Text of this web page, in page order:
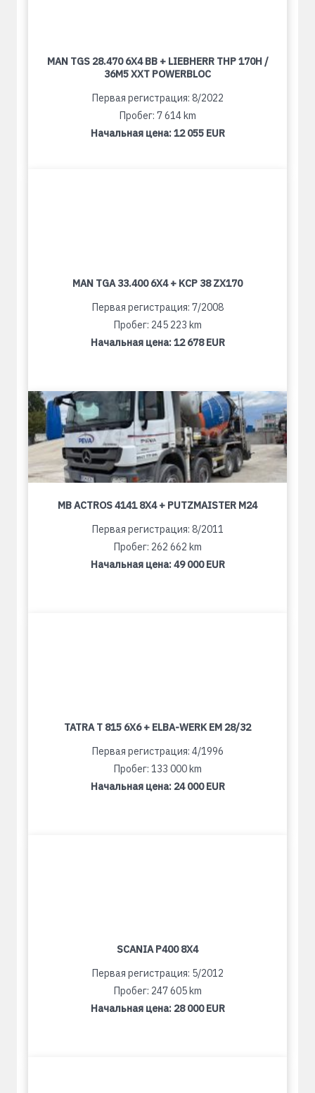
MAN TGS 28.470 6X4 BB + LIEBHERR THP 170H /
36M5 XXT POWERBLOC
Первая регистрация: 8/2022
Пробег: 7 614 km
Начальная цена:12 055 EUR
MAN TGA 33.400 6X4 + KCP 38 ZX170
Первая регистрация: 7/2008
Пробег: 245 223 km
Начальная цена:12 678 EUR
MB ACTROS 4141 8X4 + PUTZMAISTER M24
Первая регистрация: 8/2011
Пробег: 262 662 km
Начальная цена:49 000 EUR
TATRA T 815 6X6 + ELBA-WERK EM 28/32
Первая регистрация: 4/1996
Пробег: 133 000 km
Начальная цена: 24 000 EUR
SCANIA P400 8X4
Первая регистрация: 5/2012
Пробег: 247 605 km
Начальная цена: 28 000 EUR